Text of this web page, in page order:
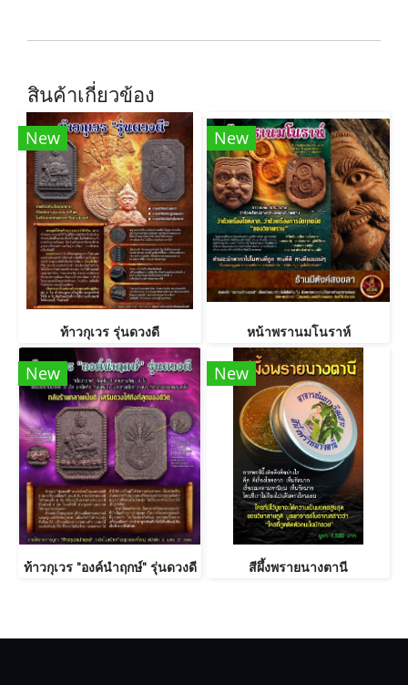
สินค้าเกี่ยวข้อง
New
ท้าวกุเวร รุ่นดวงดี
New
หน้าพรานมโนราห์
New
ท้าวกุเวร "องค์นำฤกษ์" รุ่นดวงดี
New
สีผึ้งพรายนางตานี